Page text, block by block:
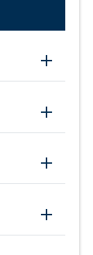
開閉する
開閉する
開閉する
開閉する